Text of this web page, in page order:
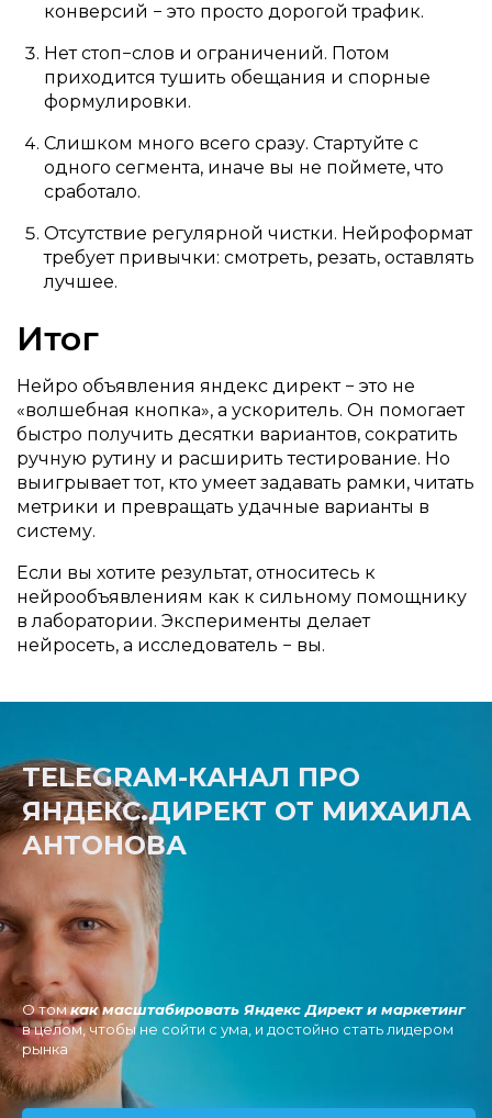
конверсий − это просто дорогой трафик.
Нет стоп−слов и ограничений. Потом
приходится тушить обещания и спорные
формулировки.
Слишком много всего сразу. Стартуйте с
одного сегмента, иначе вы не поймете, что
сработало.
Отсутствие регулярной чистки. Нейроформат
требует привычки: смотреть, резать, оставлять
лучшее.
Итог
Нейро объявления яндекс директ − это не
«волшебная кнопка», а ускоритель. Он помогает
быстро получить десятки вариантов, сократить
ручную рутину и расширить тестирование. Но
выигрывает тот, кто умеет задавать рамки, читать
метрики и превращать удачные варианты в
систему.
Если вы хотите результат, относитесь к
нейрообъявлениям как к сильному помощнику
в лаборатории. Эксперименты делает
нейросеть, а исследователь − вы.
TELEGRAM-КАНАЛ ПРО
ЯНДЕКС.ДИРЕКТ ОТ МИХАИЛА
АНТОНОВА
О томкак масштабировать Яндекс Директ и маркетинг
в целом, чтобы не сойти с ума, и достойно стать лидером
рынка